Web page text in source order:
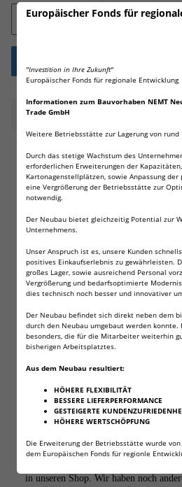
Europäischer Fonds für
"Investition in Ihre Zukunft"
Europäischer Fonds für regionale Entwicklung
Informationen zum Bauvorhaben NEMT
Trade GmbH
Weitere Betriebsstätte zur Lagerung von rund
Durch das stetige Wachstum des
erforderlichen Erweiterungen der
Kartonagenstellplätzen, sowie Anpassung
eine Vergrößerung der Betriebsstätte zur
notwendig.
Der Neubau bietet gleichzeitig Potential zur
Unternehmens.
Unser Anspruch ist es, unsere Kunden
positives Einkaufserlebnis zu gewährleisten.
großes Lager, sowie ausreichend Personal
Vergrößerung und bedarfsoptimierte
dies technisch noch besser und innovativer
Der Neubau befindet sich direkt neben dem
durch den Neubau umgebaut werden konnte.
besonders, die für die Mitarbeiter weiterhin
bisherigen Arbeitsplatztes.
Aus dem Neubau resultiert:
HÖHERE FLEXIBILITÄT
BESSERE LIEFERPERFORMANCE
GESTEIGERTE
HÖHERE WERTSCHÖPFUNG
Die Erweiterung der Betriebsstätte wurde
dem Europäischen Fonds für regionle
Beschreibung
NEMT 2x flacher Kühlakku 400 ml
Kühlelemente Kühltasche Kühlbox
Extra flache Kühlakkus
Inhalt ungiftig, daher für Lebensmittel
Beliebig oft wiederverwendbar
Maße je Kühlakku: ca. 14 x 25 x 1,4cm
Unsere extra flachen Kühlakkus
Passend ür Ihre Kühltasche oder
diesen benötigen einige Stunden in
Gefriertruhe legen.
Transportkühlung von Lebensmtteln
Produkten verwandt werden.
Die Akkus können einfach mit einem
in unseren Shop. Wir haben noch